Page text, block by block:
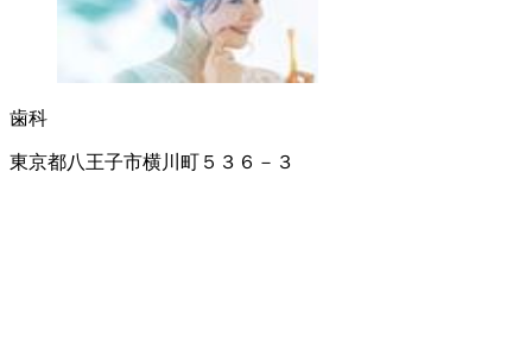
歯科
東京都八王子市横川町５３６－３